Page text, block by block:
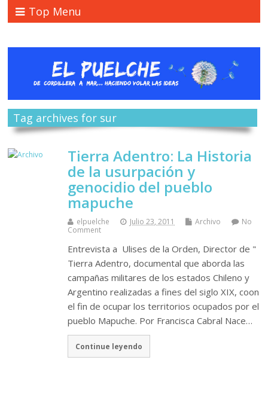
Top Menu
Tag archives for sur
Tierra Adentro: La Historia
de la usurpación y
genocidio del pueblo
mapuche
elpuelche Julio 23, 2011 Archivo
No
Comment
Entrevista a Ulises de la Orden, Director de "
Tierra Adentro, documental que aborda las
campañas militares de los estados Chileno y
Argentino realizadas a fines del siglo XIX, coon
el fin de ocupar los territorios ocupados por el
pueblo Mapuche. Por Francisca Cabral Nace…
Continue leyendo